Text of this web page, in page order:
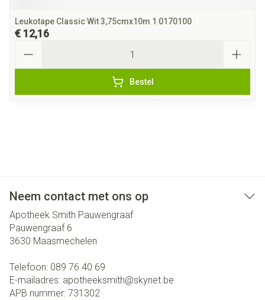
Leukotape Classic Wit 3,75cmx10m 1 0170100
€ 12,16
Bestel
Neem contact met ons op
Apotheek Smith Pauwengraaf
Pauwengraaf 6
3630 Maasmechelen
Telefoon: 089 76 40 69
E-mailadres: apotheeksmith@skynet.be
APB nummer: 731302